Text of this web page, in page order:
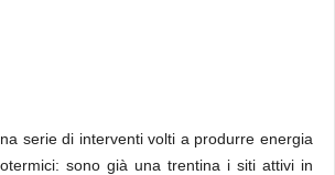
serie di interventi volti a produrre energia
sono già una trentina i siti attivi in